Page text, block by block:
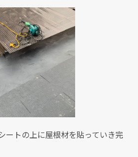
ートの上に屋根材を貼っていき完